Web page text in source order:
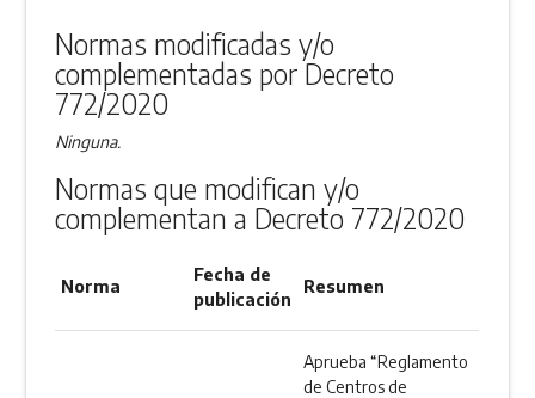
Normas modificadas y/o
complementadas por Decreto
772/2020
Ninguna.
Normas que modifican y/o
complementan a Decreto 772/2020
Norma
Fecha de
publicación
Resumen
Aprueba “Reglamento
de Centros de